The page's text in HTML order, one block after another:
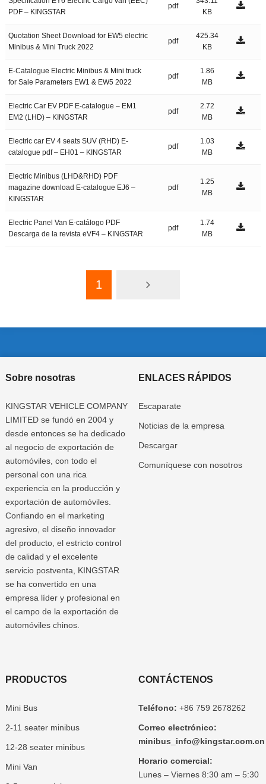
PDF – KINGSTAR
pdf
KB
Quotation Sheet Download for EW5 electric
Minibus & Mini Truck 2022
pdf
425.34
KB
E-Catalogue Electric Minibus & Mini truck
for Sale Parameters EW1 & EW5 2022
pdf
1.86
MB
Electric Car EV PDF E-catalogue – EM1
EM2 (LHD) – KINGSTAR
pdf
2.72
MB
Electric car EV 4 seats SUV (RHD) E-
catalogue pdf – EH01 – KINGSTAR
pdf
1.03
MB
Electric Minibus (LHD&RHD) PDF
magazine download E-catalogue EJ6 –
KINGSTAR
pdf
1.25
MB
Electric Panel Van E-catálogo PDF
Descarga de la revista eVF4 – KINGSTAR
pdf
1.74
MB
1
Sobre nosotras
KINGSTAR VEHICLE COMPANY
LIMITED se fundó en 2004 y
desde entonces se ha dedicado
al negocio de exportación de
automóviles, con todo el
personal con una rica
experiencia en la producción y
exportación de automóviles.
Confiando en el marketing
agresivo, el diseño innovador
del producto, el estricto control
de calidad y el excelente
servicio postventa, KINGSTAR
se ha convertido en una
empresa líder y profesional en
el campo de la exportación de
automóviles chinos.
ENLACES RÁPIDOS
Escaparate
Noticias de la empresa
Descargar
Comuníquese con nosotros
PRODUCTOS
Mini Bus
2-11 seater minibus
12-28 seater minibus
Mini Van
CONTÁCTENOS
Teléfono: +86 759 2678262
Correo electrónico:
minibus_info@kingstar.com.cn
Horario comercial:
Lunes – Viernes 8:30 am – 5:30